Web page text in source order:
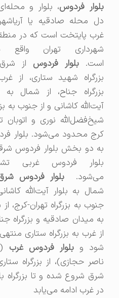
بلوار فردوس، بلوار و محله‌ای در
دل محله صادقیه یا آریاشهر در
غرب پایتخت است که در منطقه ۵
شهرداری تهران واقع شده
است.بلوار فردوساز شرق به
بزرگراه شهید ستاری، از غرب به
بزرگراه جناح، از شمال به بلوار
آیت‌الله کاشانی و از جنوب به بزرگراه
شیخ‌فضل‌الله نوری و اتوبان تهران
کرج محدود می‌شود. بلوار فردوس
به دو بخش بلوار فردوس شرقی و
بلوار فردوس غربی تشکیل
می‌شود.بلوار فردوس شرق، از
شمال به بلوار آیت‌الله کاشانی، از
جنوب به بزرگراه تهران-کرج، از شرق
به میدان صادقیه و بزرگراه جناح و
از غرب به بزرگراه ستاری منتهی می
شود و بلوار فردوس غرب (بلوار
ناصر حجازی)، از بزرگراه ستاری در
شرق شروع شده و تا بزرگراه باکری
در غرب ادامه می‌یابد